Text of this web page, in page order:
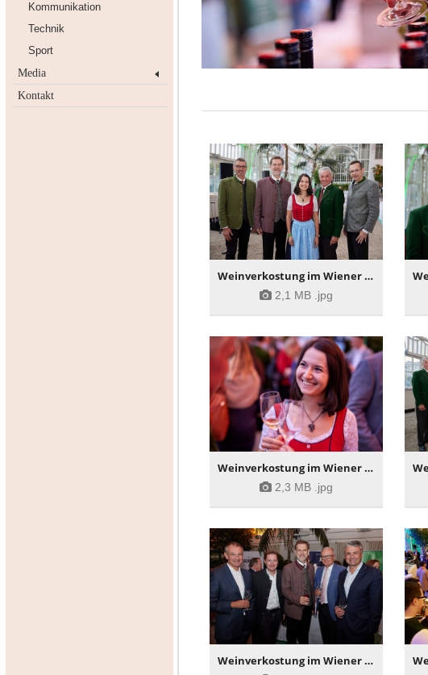
Kommunikation
Technik
Sport
Media
Kontakt
Weinverkostung im Wiener Palmenhaus
2,1 MB .jpg
Weinverkostung im Wiener Palmenhaus
2,3 MB .jpg
Weinverkostung im Wiener Palmenhaus